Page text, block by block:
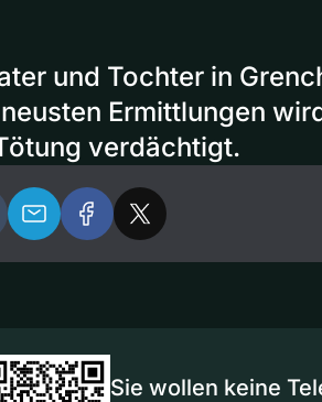
und Tochter in
Ermittlungen
verdächtigt.
Sie wollen keine